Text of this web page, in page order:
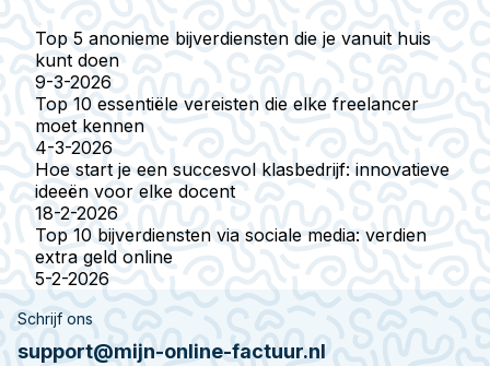
Top 5 anonieme bijverdiensten die je vanuit huis
kunt doen
9-3-2026
Top 10 essentiële vereisten die elke freelancer
moet kennen
4-3-2026
Hoe start je een succesvol klasbedrijf: innovatieve
ideeën voor elke docent
18-2-2026
Top 10 bijverdiensten via sociale media: verdien
extra geld online
5-2-2026
Schrijf ons
support@mijn-online-factuur.nl